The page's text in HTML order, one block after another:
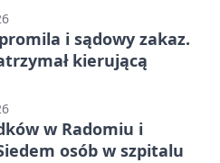
i sądowy zakaz.
kierującą
w Radomiu i
osób w szpitalu